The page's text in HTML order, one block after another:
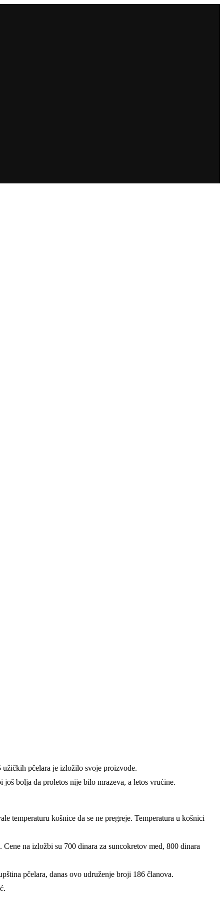
užičkih pčelara je izložilo svoje proizvode.
bolja da proletos nije bilo mrazeva, a letos vrućine.
temperaturu košnice da se ne pregreje. Temperatura u košnici
na izložbi su 700 dinara za suncokretov med, 800 dinara
pčelara, danas ovo udruženje broji 186 članova.